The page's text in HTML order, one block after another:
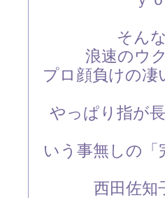
そん
浪速のウ
プロ顔負けの凄
やっぱり指が
いう事無しの
西田佐知